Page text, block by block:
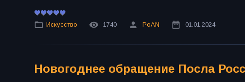
Искусство 1740 PoAN 01.01.2024
Новогоднее обращение Посла